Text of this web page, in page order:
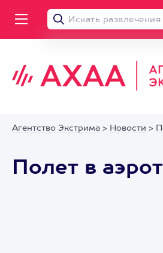
Агентство Экстрима > Новости >
Полет в